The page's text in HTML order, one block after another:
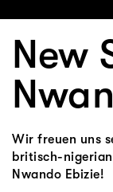
New
Wir freuen uns
britisch-
Nwando Ebizie!